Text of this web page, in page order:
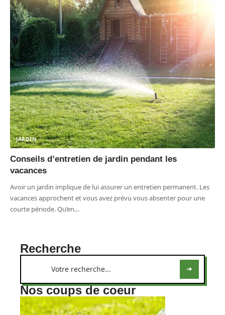
JARDIN
Conseils d’entretien de jardin pendant les
vacances
Avoir un jardin implique de lui assurer un entretien permanent. Les
vacances approchent et vous avez prévu vous absenter pour une
courte période. Qu’en…
Recherche
Nos coups de coeur